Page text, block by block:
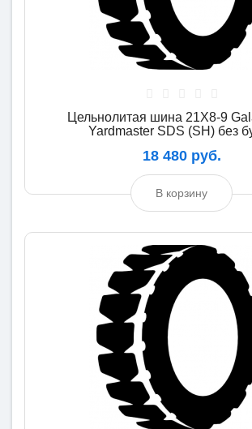
Цельнолитая шина 21X8-9
Yardmaster SDS (SH) без
18 480 руб.
В корзину